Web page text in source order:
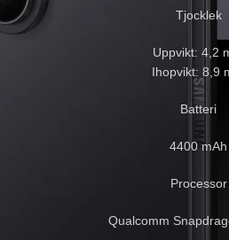
Tjocklek
Uppvikt: 4,2
Ihopvikt: 8,9
Batteri
4400 mAh
Processor
Qualcomm